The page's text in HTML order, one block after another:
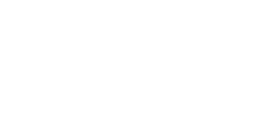
machen Sie einen Unterschied!